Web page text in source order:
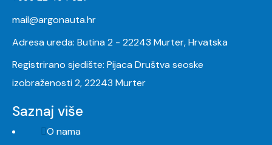
mail@argonauta.hr
Adresa ureda: Butina 2 - 22243 Murter, Hrvatska
Registrirano sjedište: Pijaca Društva seoske
izobraženosti 2, 22243 Murter
Saznaj više
O nama